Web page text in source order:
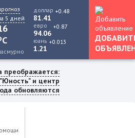
5 дней
C
доллар
81.41
+0.48
евро
94.06
+0.87
юань
1.21
+0.013
преображается:
и центр
обновляются